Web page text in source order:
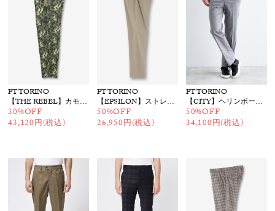
PT TORINO
【THE REBEL】カモフライージーパンツ
30%OFF
43,120円(税込)
PT TORINO
【EPSILON】ストレッチパンツ
50%OFF
26,950円(税込)
PT TORINO
【CITY】ヘリンボーンコットンパンツ
50%OFF
34,100円(税込)